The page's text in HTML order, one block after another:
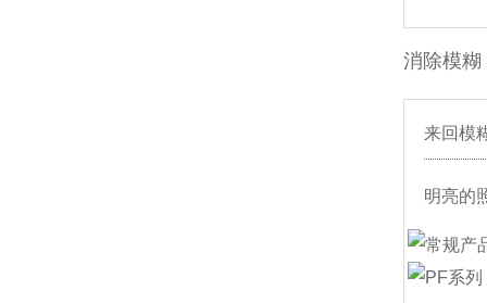
消除模糊
来回模
明亮的